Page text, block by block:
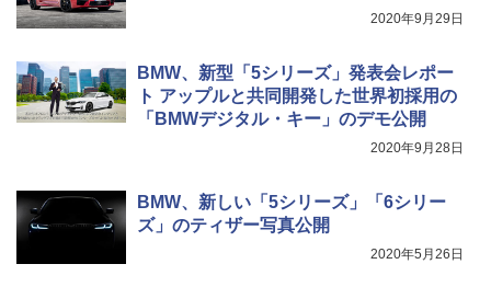
2020年9月29日
BMW、新型「5シリーズ」発表会レポー
ト アップルと共同開発した世界初採用の
「BMWデジタル・キー」のデモ公開
2020年9月28日
BMW、新しい「5シリーズ」「6シリー
ズ」のティザー写真公開
2020年5月26日